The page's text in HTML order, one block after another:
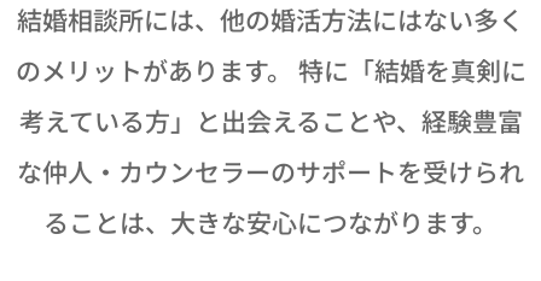
結婚相談所には、他の婚活方法にはない多く
のメリットがあります。 特に「結婚を真剣に
考えている方」と出会えることや、経験豊富
な仲人・カウンセラーのサポートを受けられ
ることは、大きな安心につながります。